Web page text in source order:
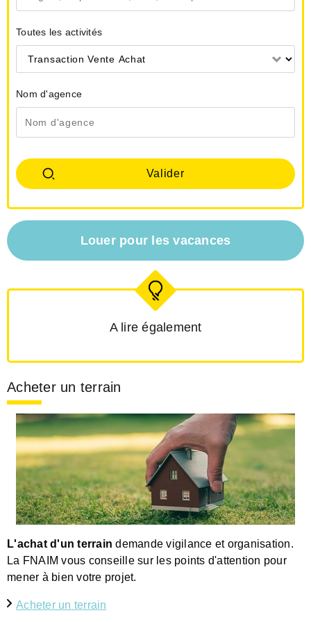
Toutes les activités
Transaction Vente Achat
Nom d'agence
Louer pour les vacances
A lire également
Acheter un terrain
L'achat d'un terrain demande vigilance et organisation.
La FNAIM vous conseille sur les points d'attention pour
mener à bien votre projet.
Acheter un terrain